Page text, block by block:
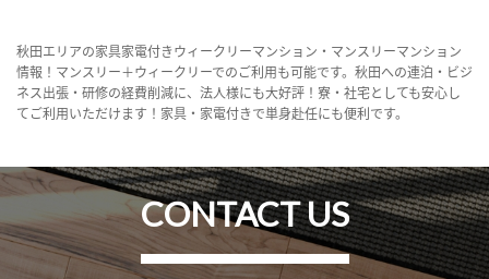
秋田エリアの家具家電付きウィークリーマンション・マンスリーマンション
情報！マンスリー＋ウィークリーでのご利用も可能です。秋田への連泊・ビジ
ネス出張・研修の経費削減に、法人様にも大好評！寮・社宅としても安心し
てご利用いただけます！家具・家電付きで単身赴任にも便利です。
CONTACT US